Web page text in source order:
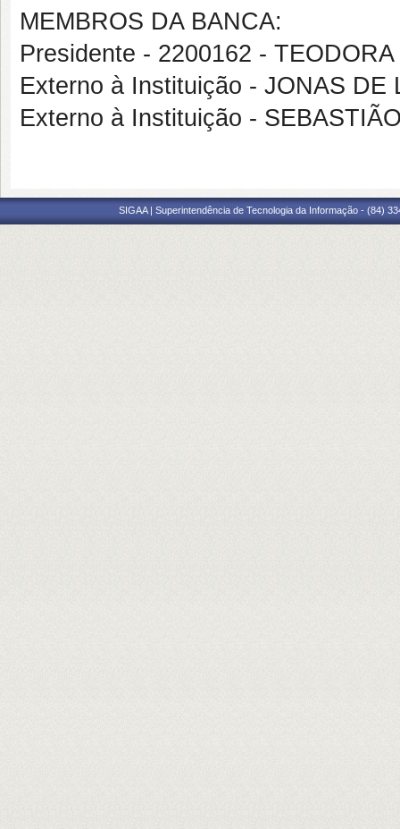
MEMBROS DA BANCA:
Presidente - 2200162 -
Externo à Instituição - JONAS DE
Externo à Instituição -
SIGAA | Superintendência de Tecnologia da Informação - (84)